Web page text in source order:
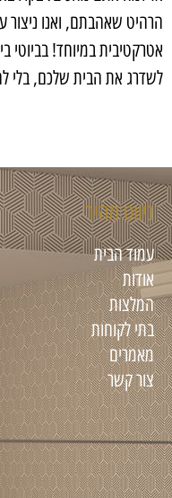
אטרקטיבית במיוחד!
לשדרג את הבית שלכם, בלי
ניווט מהיר
עמוד הבית
אודות
המלצות
בתי לקוחות
מאמרים
צור קשר